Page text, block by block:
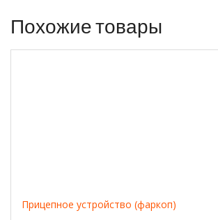
Похожие товары
Прицепное устройство (фаркоп)